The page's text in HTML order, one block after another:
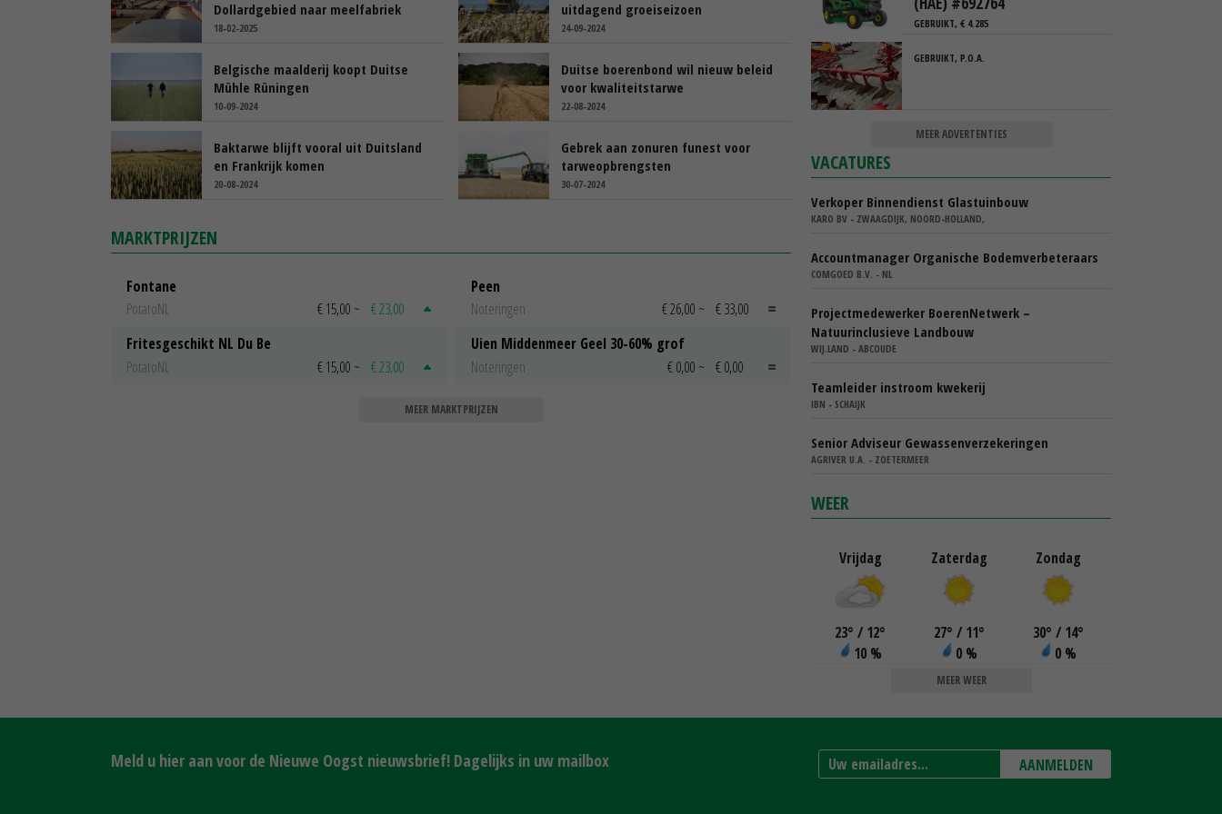
Dollardgebied naar meelfabriek
18-02-2025
uitdagend groeiseizoen
24-09-2024
Belgische maalderij koopt Duitse
Mühle Rüningen
10-09-2024
Duitse boerenbond wil nieuw beleid
voor kwaliteitstarwe
22-08-2024
Baktarwe blijft vooral uit Duitsland
en Frankrijk komen
20-08-2024
Gebrek aan zonuren funest voor
tarweopbrengsten
30-07-2024
MARKTPRIJZEN
Fontane
PotatoNL
€ 15,00 ~ € 23,00
Fritesgeschikt NL Du Be
PotatoNL
€ 15,00 ~ € 23,00
Peen
Noteringen
€ 26,00 ~ € 33,00
Uien Middenmeer Geel 30-60% grof
Noteringen
€ 0,00 ~ € 0,00
MEER MARKTPRIJZEN
GEBRUIKT, € 4.285
GEBRUIKT, P.O.A.
MEER ADVERTENTIES
VACATURES
Verkoper Binnendienst Glastuinbouw
KARO BV - ZWAAGDIJK, NOORD-HOLLAND,
Accountmanager Organische Bodemverbeteraars
COMGOED B.V. - NL
Projectmedewerker BoerenNetwerk –
Natuurinclusieve Landbouw
WIJ.LAND - ABCOUDE
Teamleider instroom kwekerij
IBN - SCHAIJK
Senior Adviseur Gewassenverzekeringen
AGRIVER U.A. - ZOETERMEER
WEER
Vrijdag
23° / 12°
10 %
Zaterdag
27° / 11°
0 %
Zondag
30° / 14°
0 %
MEER WEER
Meld u hier aan voor de Nieuwe Oogst nieuwsbrief! Dagelijks in uw mailbox AANMELDEN